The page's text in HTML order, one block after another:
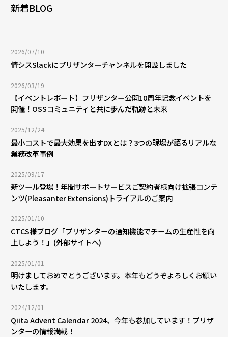
新着BLOG
2026/07/10
情シスSlackにプリザンターチャンネルを開設しました
2026/03/19
【イベントレポート】プリザンター公開10周年記念イベントを
開催！OSSコミュニティと共に歩んだ軌跡と未来
2025/12/24
最小コストで最大効果を出すDXとは？3つの現場が語るリアルな
業務改革事例
2025/09/17
新ツール登場！年間サポートサービスご契約者様向け拡張コンテ
ンツ(Pleasanter Extensions)トライアルのご案内
2025/01/10
CTCS様ブログ「プリザンターの通知機能でチームの生産性を向
上しよう！」(外部サイトへ)
2025/01/01
明けましておめでとうございます。本年もどうぞよろしくお願い
いたします。
2024/12/01
Qiita Advent Calendar 2024、今年も参加しています！プリザ
ンターの情報満載！